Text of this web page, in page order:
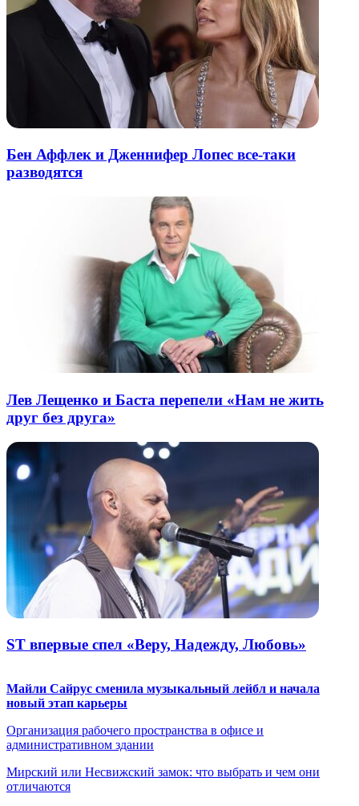
Бен Аффлек и Дженнифер Лопес все-таки
разводятся
Лев Лещенко и Баста перепели «Нам не жить
друг без друга»
ST впервые спел «Веру, Надежду, Любовь»
Майли Сайрус сменила музыкальный лейбл и начала
новый этап карьеры
Организация рабочего пространства в офисе и
административном здании
Мирский или Несвижский замок: что выбрать и чем они
отличаются